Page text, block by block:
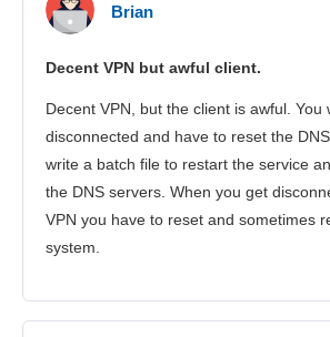
Brian
Decent VPN but awful client.
Decent VPN, but the client is awful. You
disconnected and have to reset the
write a batch file to restart the service
the DNS servers. When you get
VPN you have to reset and sometimes
system.